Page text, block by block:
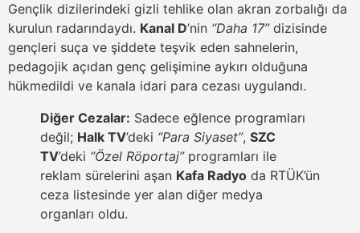
Gençlik dizilerindeki gizli tehlike olan akran zorbalığı da
kurulun radarındaydı. Kanal D’nin “Daha 17”dizisinde
gençleri suça ve şiddete teşvik eden sahnelerin,
pedagojik açıdan genç gelişimine aykırı olduğuna
hükmedildi ve kanala idari para cezası uygulandı.
Diğer Cezalar: Sadece eğlence programları
değil; Halk TV’deki “Para Siyaset”, SZC
TV’deki “Özel Röportaj”programları ile
reklam sürelerini aşan Kafa Radyo da RTÜK’ün
ceza listesinde yer alan diğer medya
organları oldu.